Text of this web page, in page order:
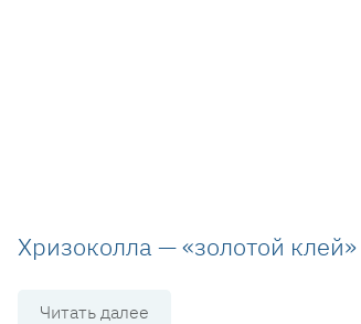
Хризоколла — «золотой клей»
Читать далее